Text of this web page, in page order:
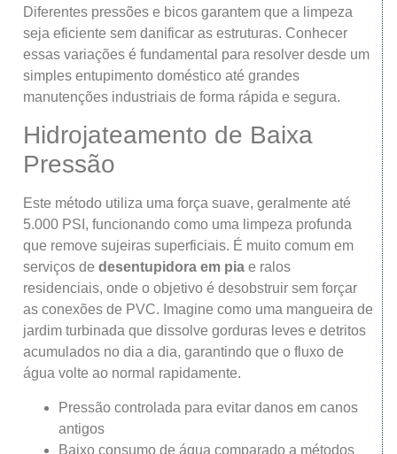
Diferentes pressões e bicos garantem que a limpeza
seja eficiente sem danificar as estruturas. Conhecer
essas variações é fundamental para resolver desde um
simples entupimento doméstico até grandes
manutenções industriais de forma rápida e segura.
Hidrojateamento de Baixa
Pressão
Este método utiliza uma força suave, geralmente até
5.000 PSI, funcionando como uma limpeza profunda
que remove sujeiras superficiais. É muito comum em
serviços de desentupidora em pia e ralos
residenciais, onde o objetivo é desobstruir sem forçar
as conexões de PVC. Imagine como uma mangueira de
jardim turbinada que dissolve gorduras leves e detritos
acumulados no dia a dia, garantindo que o fluxo de
água volte ao normal rapidamente.
Pressão controlada para evitar danos em canos
antigos
Baixo consumo de água comparado a métodos